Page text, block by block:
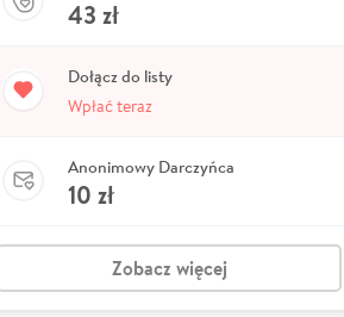
43 zł
Dołącz do listy
Wpłać teraz
Anonimowy Darczyńca
10 zł
Zobacz więcej